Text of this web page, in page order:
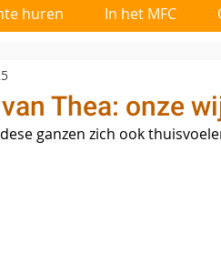
huren In het MFC
Thea: onze
ganzen zich ook